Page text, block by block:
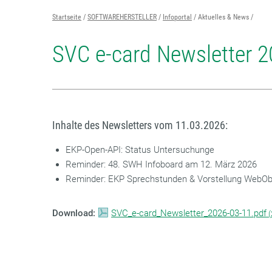
Startseite SOFTWAREHERSTELLER Infoportal Aktuelles & News
SVC e-card Newsletter
Inhalte des Newsletters vom 11.03.2026:
EKP-Open-API: Status Untersuchunge
Reminder: 48. SWH Infoboard am 12. März 2026
Reminder: EKP Sprechstunden & Vorstellung
Download: SVC_e-card_Newsletter_2026-03-11.pdf (